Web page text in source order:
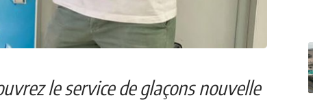
le service de glaçons nouvelle